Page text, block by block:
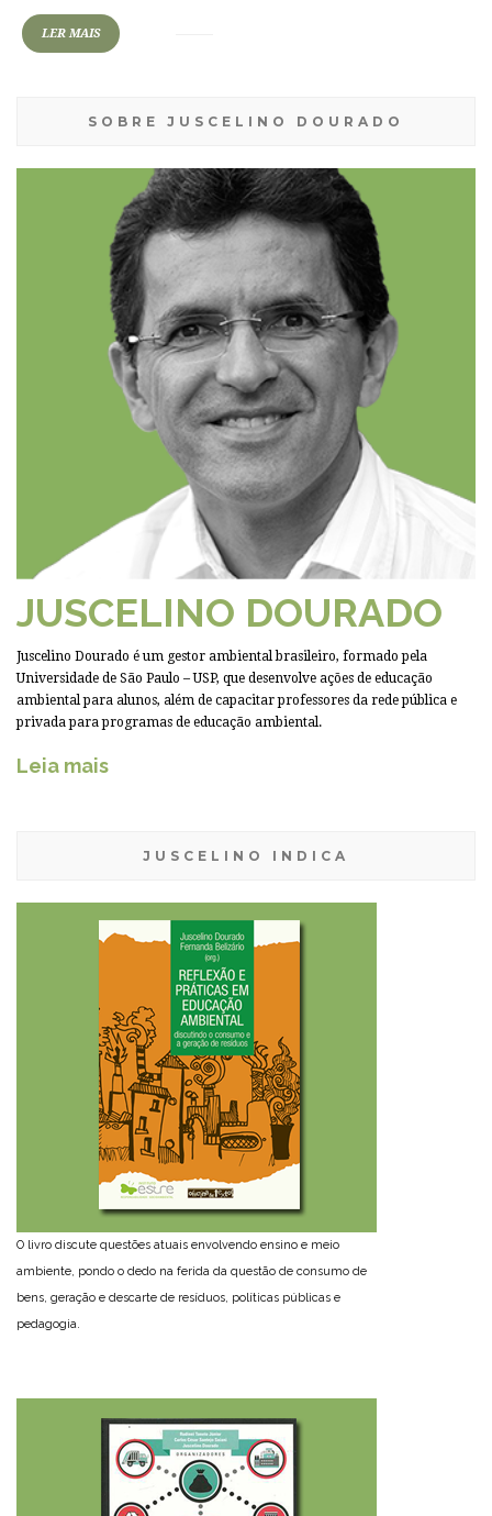
LER MAIS
SOBRE JUSCELINO DOURADO
JUSCELINO DOURADO
Juscelino Dourado é um gestor ambiental brasileiro, formado pela
Universidade de São Paulo – USP, que desenvolve ações de educação
ambiental para alunos, além de capacitar professores da rede pública e
privada para programas de educação ambiental.
Leia mais
JUSCELINO INDICA
O livro discute questões atuais envolvendo ensino e meio
ambiente, pondo o dedo na ferida da questão de consumo de
bens, geração e descarte de resíduos, políticas públicas e
pedagogia.